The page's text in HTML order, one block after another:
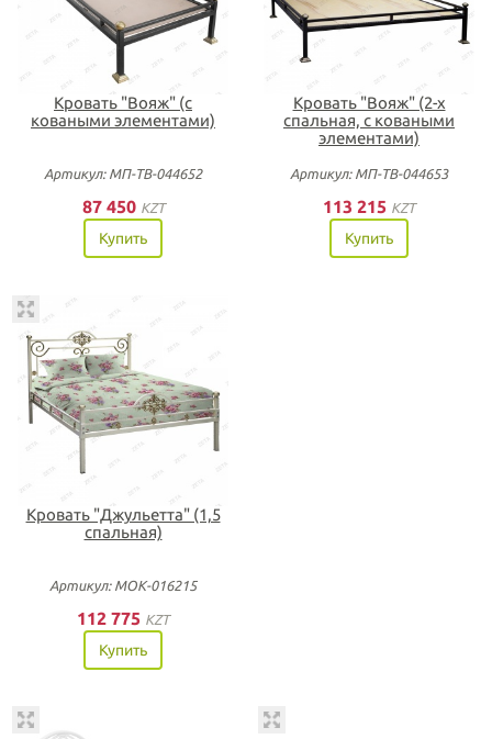
Кровать "Вояж" (с
коваными элементами)
Артикул: МП-ТВ-044652
87 450 KZT
Купить
Кровать "Вояж" (2-х
спальная, с коваными
элементами)
Артикул: МП-ТВ-044653
113 215 KZT
Купить
Кровать "Джульетта" (1,5
спальная)
Артикул: МОК-016215
112 775 KZT
Купить